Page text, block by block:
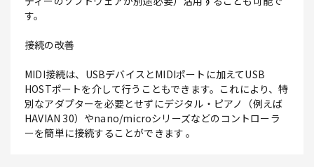
す。
接続の改善
MIDI接続は、USBデバイスとMIDIポートに加えてUSB
HOSTポートを介して行うこともできます。これにより、特
別なアダプターを必要とせずにデジタル・ピアノ（例えば
HAVIAN 30）やnano/microシリーズなどのコントローラ
ーを簡単に接続することができます 。